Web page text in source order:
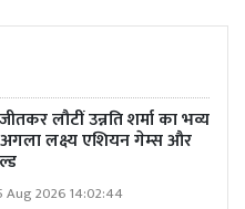
लौटीं उन्नति शर्मा का भव्य
अगला लक्ष्य एशियन गेम्स और
Aug 2026 14:02:44